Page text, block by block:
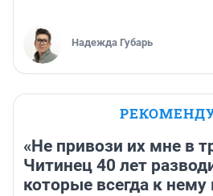
Надежда Губарь
«Не привози их мне в
Читинец 40 лет
которые всегда к